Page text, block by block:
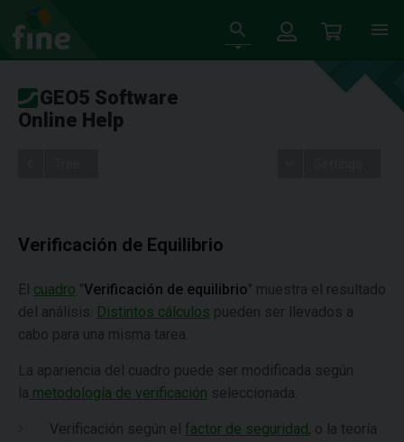
GEO5 Software
Online Help
Verificación de Equilibrio
El cuadro "Verificación de equilibrio" muestra el resultado
del análisis. Distintos cálculos pueden ser llevados a
cabo para una misma tarea.
La apariencia del cuadro puede ser modificada según
la metodología de verificación seleccionada.
Verificación según el factor de seguridad, o la teoría